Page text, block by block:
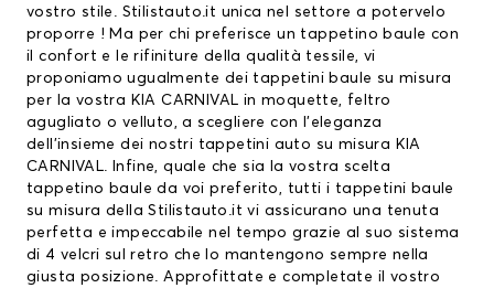
vostro stile. Stilistauto.it unica nel settore a potervelo
proporre ! Ma per chi preferisce un tappetino baule con
il confort e le rifiniture della qualità tessile, vi
proponiamo ugualmente dei tappetini baule su misura
per la vostra KIA CARNIVAL in moquette, feltro
agugliato o velluto, a scegliere con l’eleganza
dell’insieme dei nostri tappetini auto su misura KIA
CARNIVAL. Infine, quale che sia la vostra scelta
tappetino baule da voi preferito, tutti i tappetini baule
su misura della Stilistauto.it vi assicurano una tenuta
perfetta e impeccabile nel tempo grazie al suo sistema
di 4 velcri sul retro che lo mantengono sempre nella
giusta posizione. Approfittate e completate il vostro